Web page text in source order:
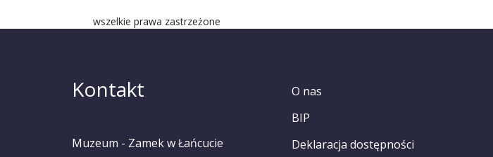
wszelkie prawa zastrzeżone
Kontakt
Muzeum - Zamek w Łańcucie
O nas
BIP
Deklaracja dostępności